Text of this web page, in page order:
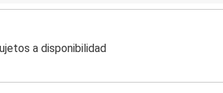
a disponibilidad